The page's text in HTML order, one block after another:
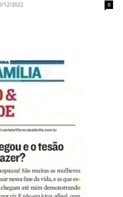
12/2022 0